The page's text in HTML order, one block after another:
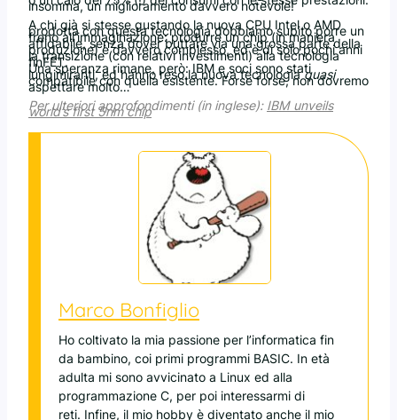
insomma, un miglioramento davvero notevole!
A chi già si stesse gustando la nuova CPU Intel o AMD
prodotta con questa tecnologia dobbiamo subito porre un
freno all’immaginazione: produrre un chip (in maniera
affidabile, senza dover buttare via una grossa parte della
produzione) è davvero complesso, ed è di solo pochi anni
la transizione (con relativi investimenti) alla tecnologia
finFET.
Una speranza rimane, però: IBM e soci sono stati
lungimiranti, ed hanno reso la nuova tecnologiaquasi
compatibile con quella esistente. Forse forse, non dovremo
aspettare molto…
Per ulteriori approfondimenti (in inglese): IBM unveils
world’s first 5nm chip
Marco Bonfiglio
Ho coltivato la mia passione per l’informatica fin
da bambino, coi primi programmi BASIC. In età
adulta mi sono avvicinato a Linux ed alla
programmazione C, per poi interessarmi di
reti. Infine, il mio hobby è diventato anche il mio